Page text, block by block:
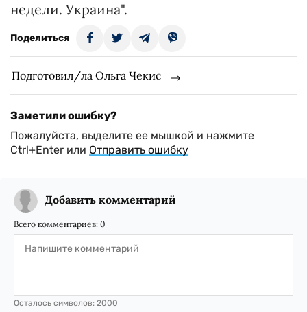
недели. Украина".
Поделиться
Подготовил/ла Ольга Чекис
Заметили ошибку?
Пожалуйста, выделите ее мышкой и нажмите
Ctrl+Enter или Отправить ошибку
Добавить комментарий
Всего комментариев: 0
Осталось символов: 2000